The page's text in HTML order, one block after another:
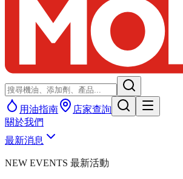
用油指南
店家查詢
關於我們
最新消息
NEW EVENTS 最新活動